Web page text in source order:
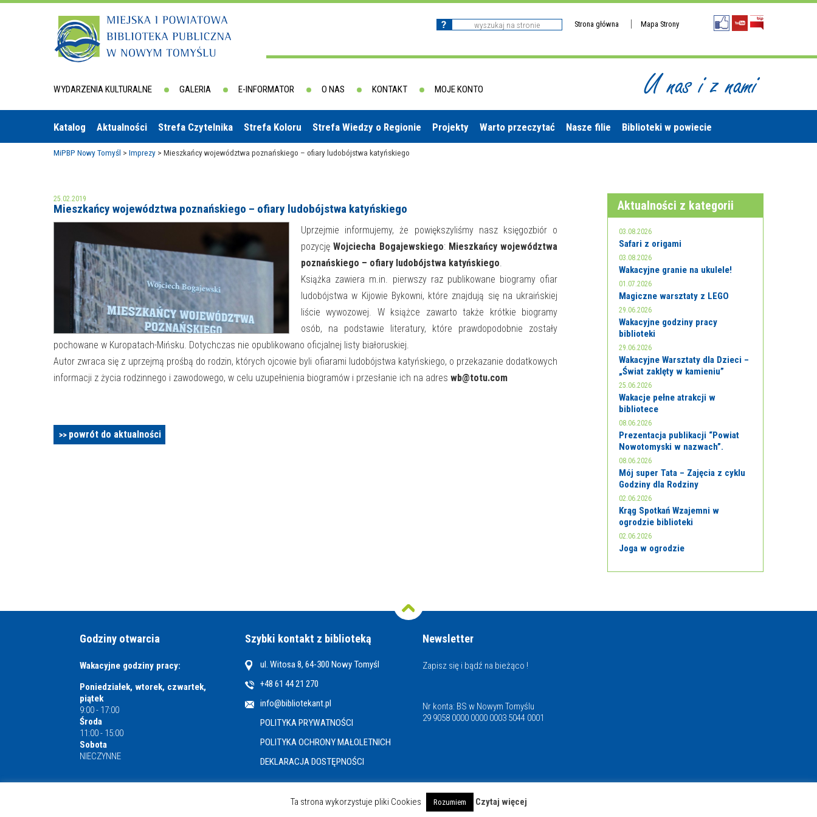
Strona główna Mapa Strony
WYDARZENIA KULTURALNE GALERIA E-INFORMATOR O NAS KONTAKT MOJE KONTO U nas i z nami
Katalog Aktualności Strefa Czytelnika Strefa Koloru Strefa Wiedzy o Regionie Projekty Warto przeczytać Nasze filie Biblioteki w powiecie
MiPBP Nowy Tomyśl > Imprezy > Mieszkańcy województwa poznańskiego – ofiary ludobójstwa katyńskiego
25.02.2019
Mieszkańcy województwa poznańskiego – ofiary ludobójstwa katyńskiego
Uprzejmie informujemy, że powiększyliśmy nasz księgozbiór o
pozycjęWojciecha Bogajewskiego: Mieszkańcy województwa
poznańskiego – ofiary ludobójstwa katyńskiego.
Książka zawiera m.in. pierwszy raz publikowane biogramy ofiar
ludobójstwa w Kijowie Bykowni, które znajdują się na ukraińskiej
liście wywozowej. W książce zawarto także krótkie biogramy
osób, na podstawie literatury, które prawdopodobnie zostały
pochowane w Kuropatach-Mińsku. Dotychczas nie opublikowano oficjalnej listy białoruskiej.
Autor zwraca się z uprzejmą prośbą do rodzin, których ojcowie byli ofiarami ludobójstwa katyńskiego, o przekazanie dodatkowych
informacji z życia rodzinnego i zawodowego, w celu uzupełnienia biogramów i przesłanie ich na adres wb@totu.com
powrót do aktualności
Aktualności z kategorii
03.08.2026
Safari z origami
03.08.2026
Wakacyjne granie na ukulele!
01.07.2026
Magiczne warsztaty z LEGO
29.06.2026
Wakacyjne godziny pracy
biblioteki
29.06.2026
Wakacyjne Warsztaty dla Dzieci –
„Świat zaklęty w kamieniu”
25.06.2026
Wakacje pełne atrakcji w
bibliotece
08.06.2026
Prezentacja publikacji “Powiat
Nowotomyski w nazwach”.
08.06.2026
Mój super Tata – Zajęcia z cyklu
Godziny dla Rodziny
02.06.2026
Krąg Spotkań Wzajemni w
ogrodzie biblioteki
02.06.2026
Joga w ogrodzie
Godziny otwarcia
Wakacyjne godziny pracy:
Poniedziałek, wtorek, czwartek,
piątek
9:00 - 17:00
Środa
11:00 - 15:00
Sobota
NIECZYNNE
Szybki kontakt z biblioteką
ul. Witosa 8, 64-300 Nowy Tomyśl
+48 61 44 21 270
info@bibliotekant.pl
POLITYKA PRYWATNOŚCI
POLITYKA OCHRONY MAŁOLETNICH
DEKLARACJA DOSTĘPNOŚCI
Newsletter
Zapisz się i bądź na bieżąco !
Nr konta: BS w Nowym Tomyślu
29 9058 0000 0000 0003 5044 0001
Ta strona wykorzystuje pliki Cookies Rozumiem Czytaj więcej